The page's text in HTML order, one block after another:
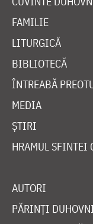
FAMILIE
LITURGICĂ
BIBLIOTECĂ
ÎNTREABĂ
MEDIA
ȘTIRI
HRAMUL SFINTEI
AUTORI
PĂRINȚI